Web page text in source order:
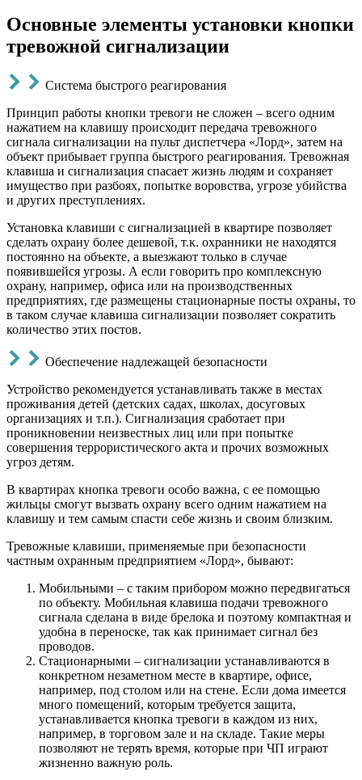
Основные элементы установки кнопки
тревожной сигнализации
Система быстрого реагирования
Принцип работы кнопки тревоги не сложен – всего одним
нажатием на клавишу происходит передача тревожного
сигнала сигнализации на пульт диспетчера «Лорд», затем на
объект прибывает группа быстрого реагирования. Тревожная
клавиша и сигнализация спасает жизнь людям и сохраняет
имущество при разбоях, попытке воровства, угрозе убийства
и других преступлениях.
Установка клавиши с сигнализацией в квартире позволяет
сделать охрану более дешевой, т.к. охранники не находятся
постоянно на объекте, а выезжают только в случае
появившейся угрозы. А если говорить про комплексную
охрану, например, офиса или на производственных
предприятиях, где размещены стационарные посты охраны, то
в таком случае клавиша сигнализации позволяет сократить
количество этих постов.
Обеспечение надлежащей безопасности
Устройство рекомендуется устанавливать также в местах
проживания детей (детских садах, школах, досуговых
организациях и т.п.). Сигнализация сработает при
проникновении неизвестных лиц или при попытке
совершения террористического акта и прочих возможных
угроз детям.
В квартирах кнопка тревоги особо важна, с ее помощью
жильцы смогут вызвать охрану всего одним нажатием на
клавишу и тем самым спасти себе жизнь и своим близким.
Тревожные клавиши, применяемые при безопасности
частным охранным предприятием «Лорд», бывают:
Мобильными – с таким прибором можно передвигаться
по объекту. Мобильная клавиша подачи тревожного
сигнала сделана в виде брелока и поэтому компактная и
удобна в переноске, так как принимает сигнал без
проводов.
Стационарными – сигнализации устанавливаются в
конкретном незаметном месте в квартире, офисе,
например, под столом или на стене. Если дома имеется
много помещений, которым требуется защита,
устанавливается кнопка тревоги в каждом из них,
например, в торговом зале и на складе. Такие меры
позволяют не терять время, которые при ЧП играют
жизненно важную роль.